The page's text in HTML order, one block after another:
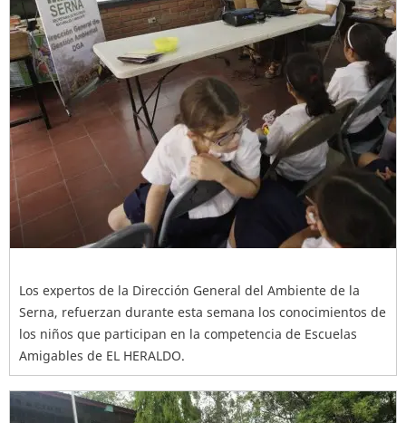
Los expertos de la Dirección General del Ambiente de la
Serna, refuerzan durante esta semana los conocimientos de
los niños que participan en la competencia de Escuelas
Amigables de EL HERALDO.